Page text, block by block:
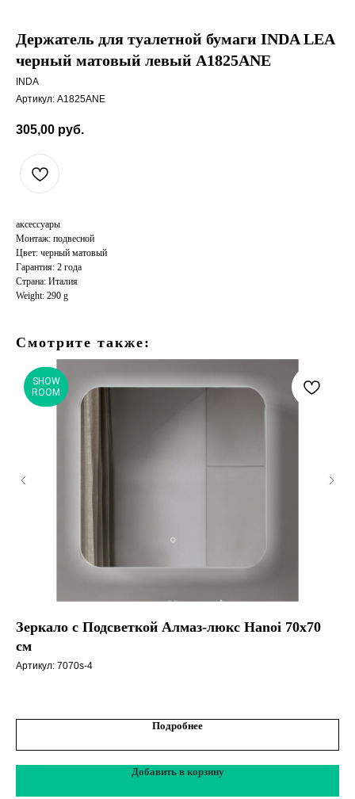
Держатель для туалетной бумаги INDA LEA
черный матовый левый A1825ANE
INDA
Артикул: A1825ANE
305,00 руб.
аксессуары
Монтаж: подвесной
Цвет: черный матовый
Гарантия: 2 года
Страна: Италия
Weight: 290 g
Смотрите также:
SHOW
ROOM
Зеркало с Подсветкой Алмаз-люкс Hanoi 70x70
см
Артикул: 7070s-4
Подробнее
Добавить в корзину